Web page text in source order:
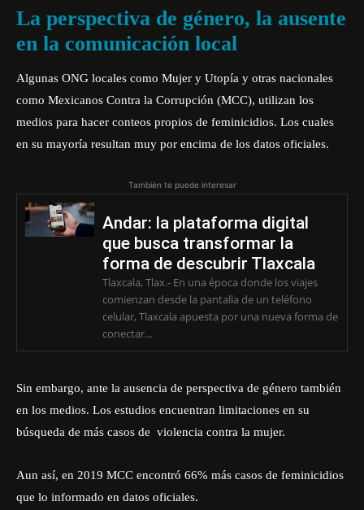
La perspectiva de género, la ausente
en la comunicación local
Algunas ONG locales como Mujer y Utopía y otras nacionales
como Mexicanos Contra la Corrupción (MCC), utilizan los
medios para hacer conteos propios de feminicidios. Los cuales
en su mayoría resultan muy por encima de los datos oficiales.
También te puede interesar
Andar: la plataforma digital
que busca transformar la
forma de descubrir Tlaxcala
Tlaxcala, Tlax.- En una época donde los viajes
comienzan desde la pantalla de un teléfono
celular, Tlaxcala apuesta por una nueva forma de
conectar...
Sin embargo, ante la ausencia de perspectiva de género también
en los medios. Los estudios encuentran limitaciones en su
búsqueda de más casos de violencia contra la mujer.
Aun así, en 2019 MCC encontró 66% más casos de feminicidios
que lo informado en datos oficiales.